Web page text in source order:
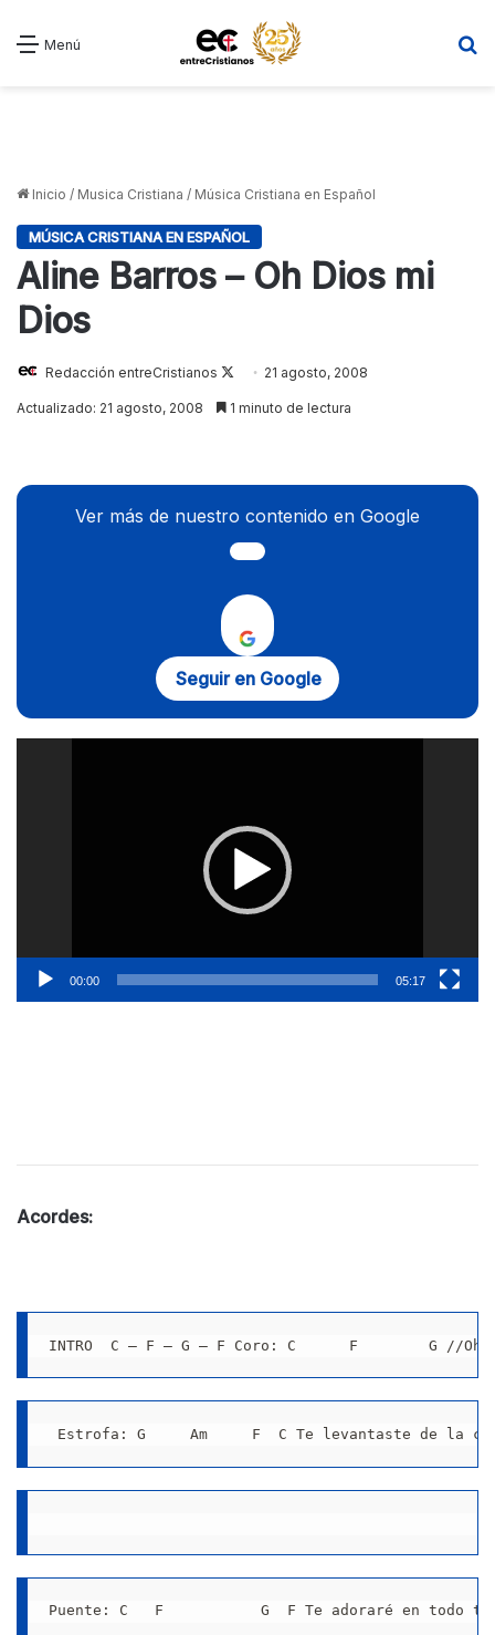
Menú
Inicio / Musica Cristiana / Música Cristiana en Español
MÚSICA CRISTIANA EN ESPAÑOL
Aline Barros – Oh Dios mi
Dios
Redacción entreCristianos
Follow21 agosto, 2008
Actualizado: 21 agosto, 2008 1 minuto de lectura
Ver más de nuestro contenido en Google
Seguir en Google
00:00 05:17
Acordes:
INTRO  C – F – G – F Coro: C      F        G //
Estrofa: G     Am     F  C Te levantaste de la
Puente: C   F           G  F Te adoraré en todo